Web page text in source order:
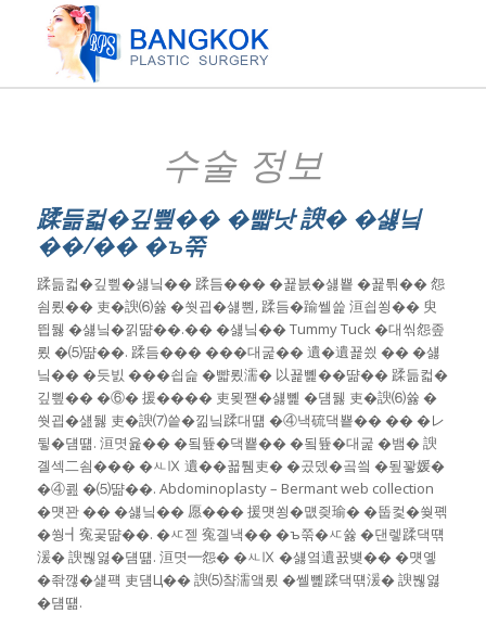
수술 정보
蹂듦컯�깊삎�� �뺣낫 諛� �섏닠
��/�� �ъ쭊
蹂듦컯�깊삎�섏닠�� 蹂듬��� �꾩븘�섏뿉 �꾩튂�� 怨
쇰룄�� 吏�諛⑹쓣 �쒓굅�섏뿬, 蹂듬�踰쎌쓽 洹쇱쑁�� 臾
띕뒗 �섏닠�낅땲��.�� �섏닠�� Tummy Tuck �대씪怨좊
룄 �⑸땲��. 蹂듬��� ���대굹�� 遺�遺꾩씠 �� �섏
닠�� �듯빐 ���쇱슱 �뺣룄濡� 以꾩뼱��땲�� 蹂듦컯�
깊삎�� �⑥� 援���� 吏묒쨷�섏뼱 �덈뒗 吏�諛⑹쓣 �
쒓굅�섎뒗 吏�諛⑺씉�낆닠蹂대떎 �④낵硫댁뿉�� �� �レ
뒿�덈떎. 洹몃윭�� �됰뜦�댁뿉�� �됰뜦�대굹 �뱀� 諛
곌섹二쇰��� �ㅻⅨ 遺��꾧퉴吏� �곴뎄�곸씤 �됲꽣媛�
�④쾶 �⑸땲��. Abdominoplasty – Bermant web collection
�먯꽌 �� �섏닠�� 愿��� 援먯쑁�먮즺瑜� �뚭컻�쒖폒
�쒕┫寃곷땲��. �ㅼ젣 寃곌낵�� �ъ쭊�ㅼ쓣 �댄렣蹂댁떆
湲� 諛붾엻�덈떎. 洹몃━怨� �ㅻⅨ �섏옄遺꾨뱾�� �먯옣
�좎깮�섍퍡 吏덈Ц�� 諛⑸챸濡앸룄 �쎌뼱蹂댁떆湲� 諛붾엻
�덈떎.